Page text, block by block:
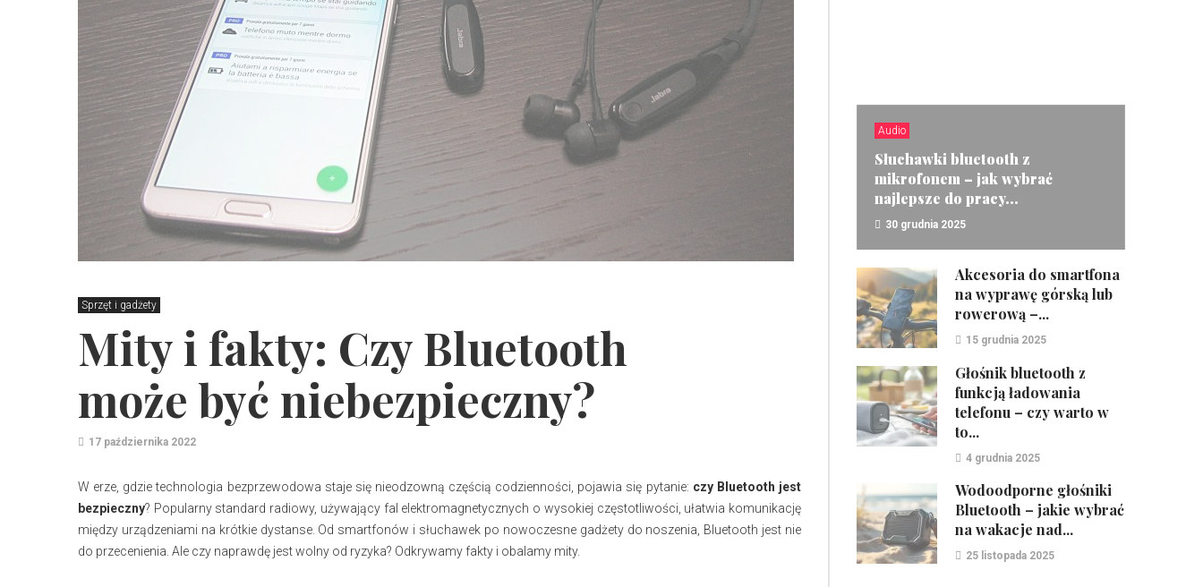
Sprzęt i gadżety
Mity i fakty: Czy Bluetooth
może być niebezpieczny?
17 października 2022
W erze, gdzie technologia bezprzewodowa staje się nieodzowną częścią codzienności, pojawia się pytanie: czy Bluetooth jest
bezpieczny? Popularny standard radiowy, używający fal elektromagnetycznych o wysokiej częstotliwości, ułatwia komunikację
między urządzeniami na krótkie dystanse. Od smartfonów i słuchawek po nowoczesne gadżety do noszenia, Bluetooth jest nie
do przecenienia. Ale czy naprawdę jest wolny od ryzyka? Odkrywamy fakty i obalamy mity.
Audio
Słuchawki bluetooth z
mikrofonem – jak wybrać
najlepsze do pracy...
30 grudnia 2025
Akcesoria do smartfona
na wyprawę górską lub
rowerową –...
15 grudnia 2025
Głośnik bluetooth z
funkcją ładowania
telefonu – czy warto w
to...
4 grudnia 2025
Wodoodporne głośniki
Bluetooth – jakie wybrać
na wakacje nad...
25 listopada 2025